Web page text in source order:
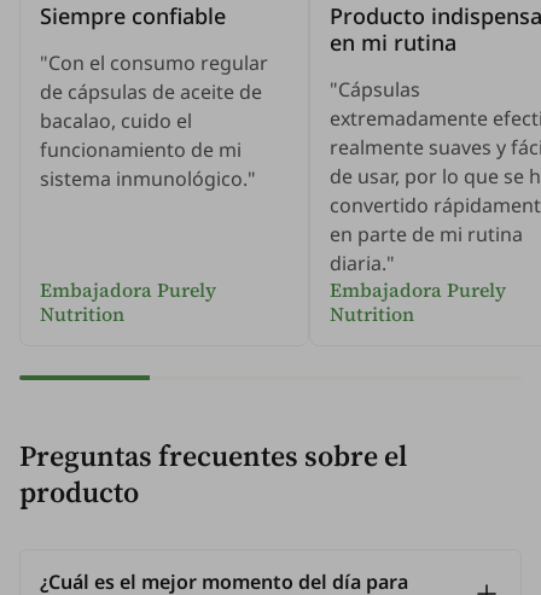
Siempre confiable
"Con el consumo regular
de cápsulas de aceite de
bacalao, cuido el
funcionamiento de mi
sistema inmunológico."
Embajadora Purely
Nutrition
Producto
en mi rutina
"Cápsulas
extremadamente
realmente suaves y
de usar, por lo que se
convertido
en parte de mi rutina
diaria."
Embajadora Purely
Nutrition
Preguntas frecuentes sobre el
producto
¿Cuál es el mejor momento del día para